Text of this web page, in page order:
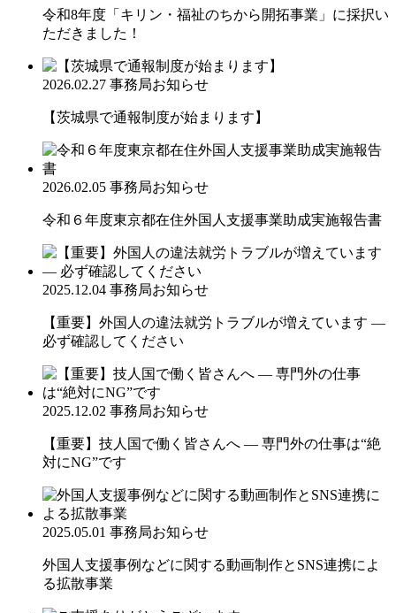
令和8年度「キリン・福祉のちから開拓事業」に採択い
ただきました！
2026.02.27 事務局お知らせ
【茨城県で通報制度が始まります】
2026.02.05 事務局お知らせ
令和６年度東京都在住外国人支援事業助成実施報告書
2025.12.04 事務局お知らせ
【重要】外国人の違法就労トラブルが増えています ―
必ず確認してください
2025.12.02 事務局お知らせ
【重要】技人国で働く皆さんへ ― 専門外の仕事は“絶
対にNG”です
2025.05.01 事務局お知らせ
外国人支援事例などに関する動画制作とSNS連携によ
る拡散事業